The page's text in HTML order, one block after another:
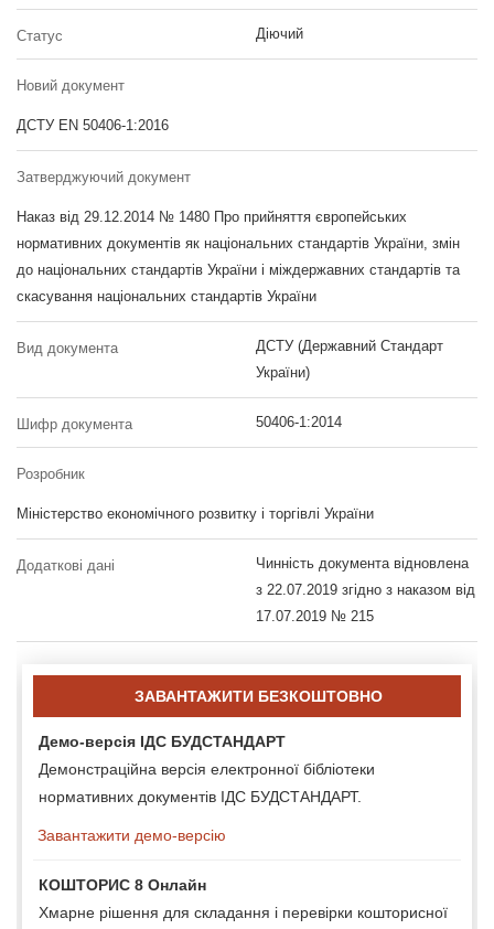
Статус Діючий
Новий документ
ДСТУ EN 50406-1:2016
Затверджуючий документ
Наказ від 29.12.2014 № 1480 Про прийняття європейських
нормативних документів як національних стандартів України, змін
до національних стандартів України і міждержавних стандартів та
скасування національних стандартів України
Вид документа
ДСТУ (Державний Стандарт
України)
Шифр документа 50406-1:2014
Розробник
Міністерство економічного розвитку і торгівлі України
Додаткові дані
Чинність документа відновлена
з 22.07.2019 згідно з наказом від
17.07.2019 № 215
ЗАВАНТАЖИТИ БЕЗКОШТОВНО
Демо-версія ІДС БУДСТАНДАРТ
Демонстраційна версія електронної бібліотеки
нормативних документів ІДС БУДСТАНДАРТ.
Завантажити демо-версію
КОШТОРИС 8 Онлайн
Хмарне рішення для складання і перевірки кошторисної